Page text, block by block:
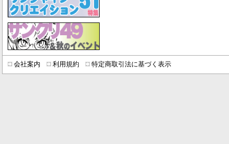
会社案内 利用規約 特定商取引法に基づく表示